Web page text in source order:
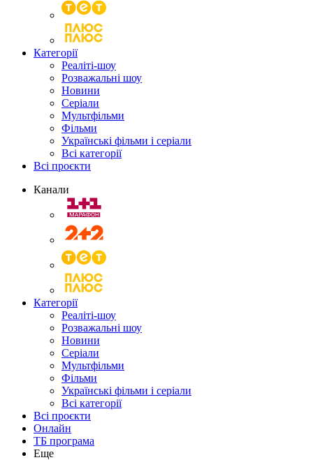
Категорії
Реаліті-шоу
Розважальні шоу
Новини
Серіали
Мультфільми
Фільми
Українські фільми і серіали
Всі категорії
Всі проєкти
Канали
Категорії
Реаліті-шоу
Розважальні шоу
Новини
Серіали
Мультфільми
Фільми
Українські фільми і серіали
Всі категорії
Всі проєкти
Онлайн
ТБ програма
Еще